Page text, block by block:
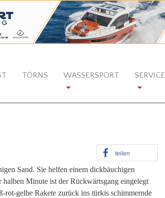
TÖRNS WASSERSPORT SERVICE
teilen
Sand. Sie helfen einem dickbäuchigen
halben Minute ist der Rückwärtsgang eingelegt
rot-gelbe Rakete zurück ins türkis schimmernde